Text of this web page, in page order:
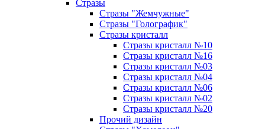
Стразы
Стразы "Жемчужные"
Стразы "Голографик"
Стразы кристалл
Стразы кристалл №10
Стразы кристалл №16
Стразы кристалл №03
Стразы кристалл №04
Стразы кристалл №06
Стразы кристалл №02
Стразы кристалл №20
Прочий дизайн